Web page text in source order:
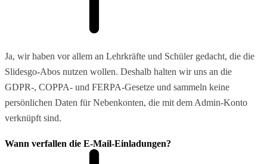
Ja, wir haben vor allem an Lehrkräfte und Schüler gedacht, die die
Slidesgo-Abos nutzen wollen. Deshalb halten wir uns an die
GDPR-, COPPA- und FERPA-Gesetze und sammeln keine
persönlichen Daten für Nebenkonten, die mit dem Admin-Konto
verknüpft sind.
Wann verfallen die E-Mail-Einladungen?